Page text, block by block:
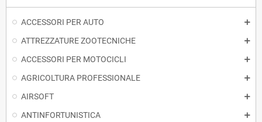
ACCESSORI PER AUTO
ATTREZZATURE ZOOTECNICHE
ACCESSORI PER MOTOCICLI
AGRICOLTURA PROFESSIONALE
AIRSOFT
ANTINFORTUNISTICA